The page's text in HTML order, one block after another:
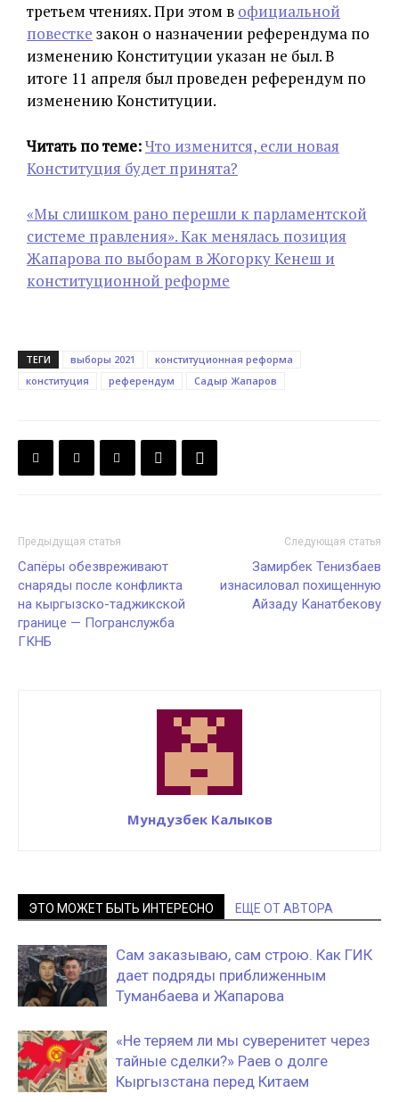
третьем чтениях. При этом в официальной
повестке закон о назначении референдума по
изменению Конституции указан не был. В
итоге 11 апреля был проведен референдум по
изменению Конституции.
Читать по теме:Что изменится, если новая
Конституция будет принята?
«Мы слишком рано перешли к парламентской
системе правления». Как менялась позиция
Жапарова по выборам в Жогорку Кенеш и
конституционной реформе
ТЕГИ выборы 2021
конституционная реформа
конституция
референдум Садыр Жапаров
Предыдущая статья
Сапёры обезвреживают
снаряды после конфликта
на кыргызско-таджикской
границе — Погранслужба
ГКНБ
Следующая статья
Замирбек Тенизбаев
изнасиловал похищенную
Айзаду Канатбекову
Мундузбек Калыков
ЭТО МОЖЕТ БЫТЬ ИНТЕРЕСНО ЕЩЕ ОТ АВТОРА
Сам заказываю, сам строю. Как ГИК
дает подряды приближенным
Туманбаева и Жапарова
«Не теряем ли мы суверенитет через
тайные сделки?» Раев о долге
Кыргызстана перед Китаем